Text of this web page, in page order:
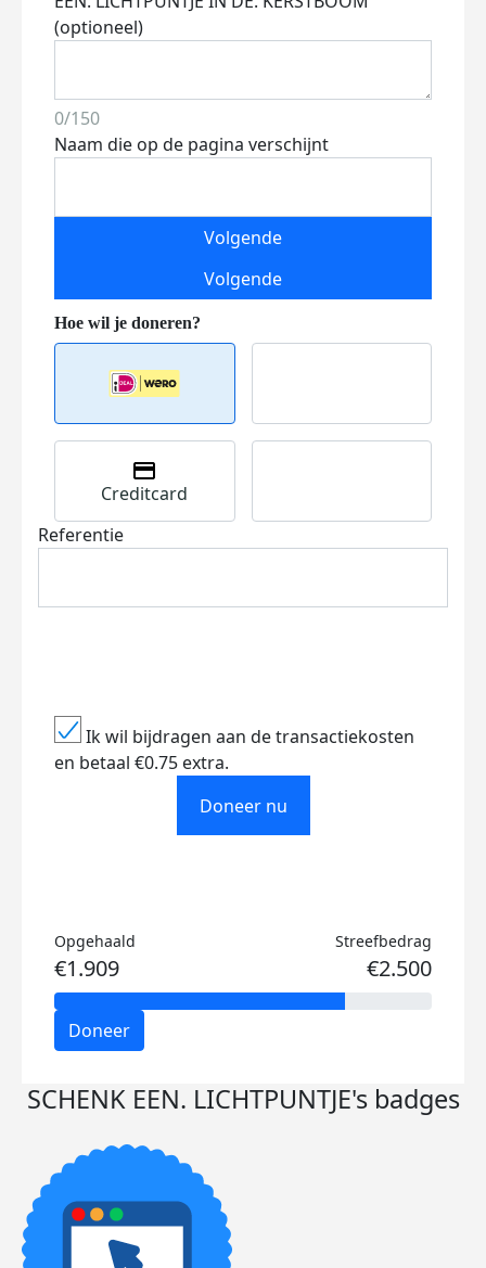
(optioneel)
0/150
Naam die op de pagina verschijnt
Volgende
Volgende
Creditcard
Referentie
Ik wil bijdragen aan de transactiekosten
en betaal €0.75 extra.
Doneer nu
Opgehaald
€1.909
Streefbedrag
€2.500
Doneer
SCHENK EEN. LICHTPUNTJE's badges